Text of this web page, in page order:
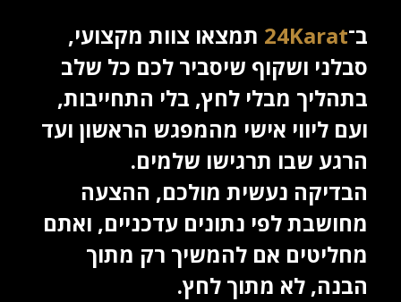
ב־24Karat תמצאו צוות מקצועי,
סבלני ושקוף שיסביר לכם כל שלב
בתהליך מבלי לחץ, בלי התחייבות,
ועם ליווי אישי מהמפגש הראשון ועד
הרגע שבו תרגישו שלמים.
הבדיקה נעשית מולכם, ההצעה
מחושבת לפי נתונים עדכניים, ואתם
מחליטים אם להמשיך רק מתוך
הבנה, לא מתוך לחץ.